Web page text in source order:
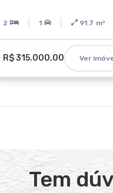
2 1 91.7 m²
R$ 315.000,00 Ver
Tem